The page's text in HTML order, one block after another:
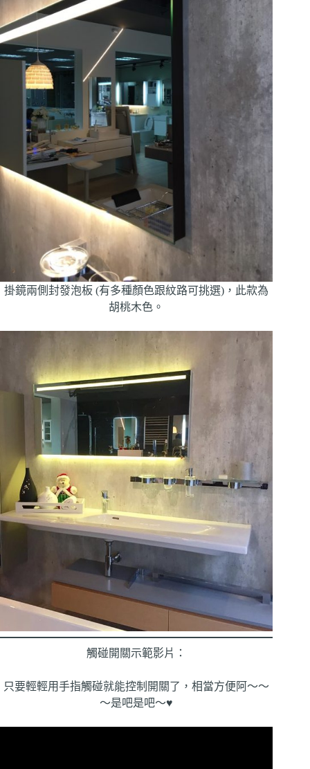
掛鏡兩側封發泡板 (有多種顏色跟紋路可挑選)，此款為
胡桃木色。
觸碰開關示範影片：
只要輕輕用手指觸碰就能控制開關了，相當方便阿～～
～是吧是吧～♥